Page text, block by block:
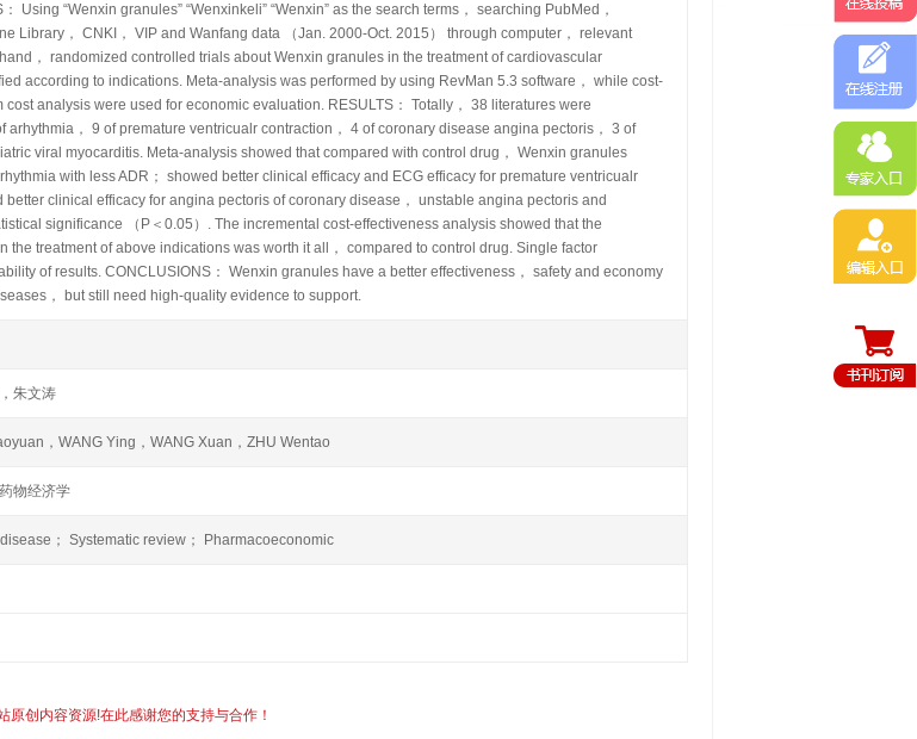
Using “Wenxin granules” “Wenxinkeli” “Wenxin” as the search terms， searching PubMed，
Library， CNKI， VIP and Wanfang data （Jan. 2000-Oct. 2015） through computer， relevant
， randomized controlled trials about Wenxin granules in the treatment of cardiovascular
according to indications. Meta-analysis was performed by using RevMan 5.3 software， while cost-
analysis were used for economic evaluation. RESULTS： Totally， 38 literatures were
， 9 of premature ventricualr contraction， 4 of coronary disease angina pectoris， 3 of
viral myocarditis. Meta-analysis showed that compared with control drug， Wenxin granules
with less ADR； showed better clinical efficacy and ECG efficacy for premature ventricualr
clinical efficacy for angina pectoris of coronary disease， unstable angina pectoris and
significance （P＜0.05）. The incremental cost-effectiveness analysis showed that the
the treatment of above indications was worth it all， compared to control drug. Single factor
of results. CONCLUSIONS： Wenxin granules have a better effectiveness， safety and economy
， but still need high-quality evidence to support.
朱文涛
，WANG Ying，WANG Xuan，ZHU Wentao
物经济学
； Systematic review； Pharmacoeconomic
创内容资源!在此感谢您的支持与合作！